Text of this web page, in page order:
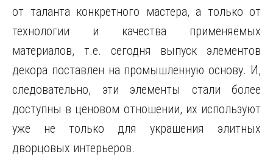
от таланта конкретного мастера, а только от
технологии и качества применяемых
материалов, т.е. сегодня выпуск элементов
декора поставлен на промышленную основу. И,
следовательно, эти элементы стали более
доступны в ценовом отношении, их используют
уже не только для украшения элитных
дворцовых интерьеров.